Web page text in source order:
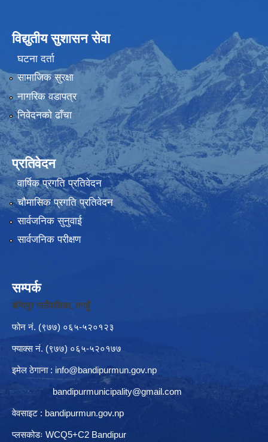
विद्युतीय सुशासन सेवा
घटना दर्ता
सामाजिक सुरक्षा
नागरिक वडापत्र
निवेदनको ढाँचा
प्रतिवेदन
वार्षिक प्रगति प्रतिवेदन
चौमासिक प्रगति प्रतिवेदन
सार्वजनिक सुनुवाई
सार्वजनिक परीक्षण
सम्पर्क
बन्दिपुर गाउँपालिका, तनहुँ
फोन नं‍. (९७७) ०६५-५२०१२३
फ्याक्स नं. (९७७) ०६५-५२०१७७
इमेल ठेगाना : info@bandipurmun.gov.np
bandipurmunicipality@gmail.com
वेवसाइट : bandipurmun.gov.np
प्लसकोडः WCQ5+C2 Bandipur